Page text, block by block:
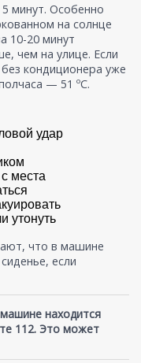
минут. Особенно
на солнце
10-20 минут
чем на улице. Если
кондиционера уже
— 51 ºC.
удар
места
утонуть
что в машине
если
находится
112. Это может